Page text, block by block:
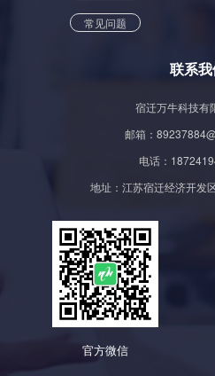
常见问题
联系
宿迁万牛科技有
邮箱：
电话：
地址：江苏宿迁经济开发
官方微信